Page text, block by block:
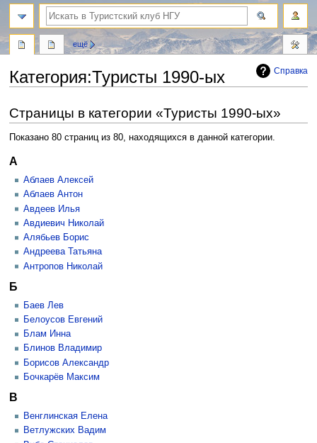
Справка
Категория:Туристы 1990-ых
к
навигации
к
поиску
Страницы в категории «Туристы 1990-ых»
Показано 80 страниц из 80, находящихся в данной категории.
А
Аблаев Алексей
Аблаев Антон
Авдеев Илья
Авдиевич Николай
Алябьев Борис
Андреева Татьяна
Антропов Николай
Б
Баев Лев
Белоусов Евгений
Блам Инна
Блинов Владимир
Борисов Александр
Бочкарёв Максим
В
Венглинская Елена
Ветлужских Вадим
ещё
поиск